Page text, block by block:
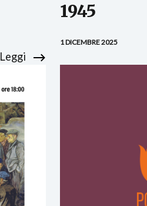
Leggi
1945
1 DICEMBRE 2025